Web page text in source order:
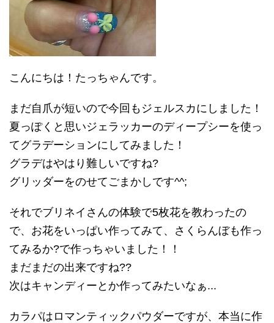
こんにちは！たっちゃんです。
まだ自爪が短いので今回もジェルスカにしました！
夏っぽくと思いジェラッカーのディープシーを使っ
てグラデーションにしてみました！
グラデはやはり難しいですね?
グリッダーをのせてごまかしです^^;
それでブリネイさんの体験で5枚花を教わったの
で、お花をいっぱい作ってみて、さくらんぼも作っ
てみるか?で作っちゃいました！！
まだまだの出来ですね??
次はキャンディーとか作ってみたいなぁ...
カラパはロマンティックパウダーですが、本当に作